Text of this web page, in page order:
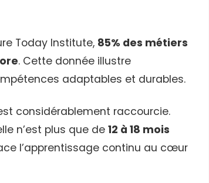
Today Institute, 85% des métiers
. Cette donnée illustre
adaptables et durables.
considérablement raccourcie.
n’est plus que de12 à 18 mois
l’apprentissage continu au cœur